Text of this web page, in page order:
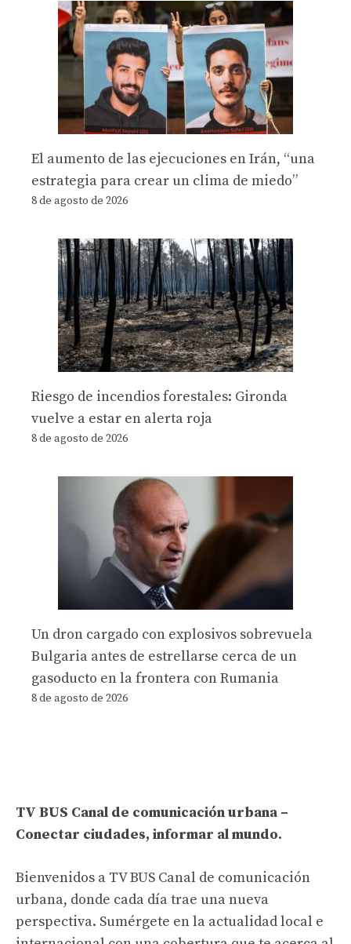
El aumento de las ejecuciones en Irán, “una
estrategia para crear un clima de miedo”
8 de agosto de 2026
Riesgo de incendios forestales: Gironda
vuelve a estar en alerta roja
8 de agosto de 2026
Un dron cargado con explosivos sobrevuela
Bulgaria antes de estrellarse cerca de un
gasoducto en la frontera con Rumania
8 de agosto de 2026
TV BUS Canal de comunicación urbana –
Conectar ciudades, informar al mundo.
Bienvenidos a TV BUS Canal de comunicación
urbana, donde cada día trae una nueva
perspectiva. Sumérgete en la actualidad local e